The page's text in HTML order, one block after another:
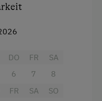
DO
6
FR
7
SA
8
FR
SA
SO